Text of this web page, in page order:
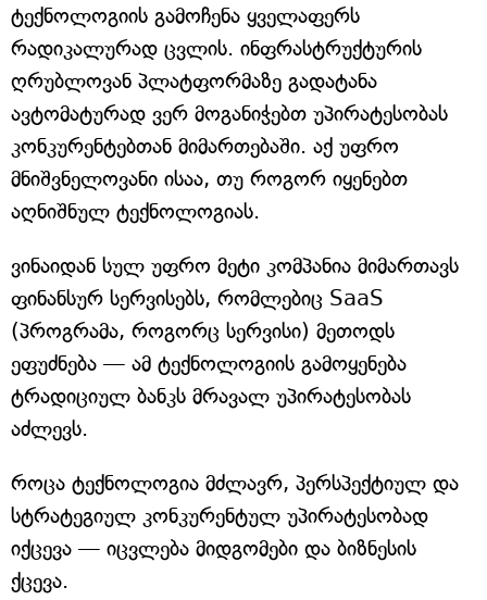
ტექნოლოგიის გამოჩენა ყველაფერს
რადიკალურად ცვლის. ინფრასტრუქტურის
ღრუბლოვან პლატფორმაზე გადატანა
ავტომატურად ვერ მოგანიჭებთ უპირატესობას
კონკურენტებთან მიმართებაში. აქ უფრო
მნიშვნელოვანი ისაა, თუ როგორ იყენებთ
აღნიშნულ ტექნოლოგიას.
ვინაიდან სულ უფრო მეტი კომპანია მიმართავს
ფინანსურ სერვისებს, რომლებიც SaaS
(პროგრამა, როგორც სერვისი) მეთოდს
ეფუძნება — ამ ტექნოლოგიის გამოყენება
ტრადიციულ ბანკს მრავალ უპირატესობას
აძლევს.
როცა ტექნოლოგია მძლავრ, პერსპექტიულ და
სტრატეგიულ კონკურენტულ უპირატესობად
იქცევა — იცვლება მიდგომები და ბიზნესის
ქცევა.